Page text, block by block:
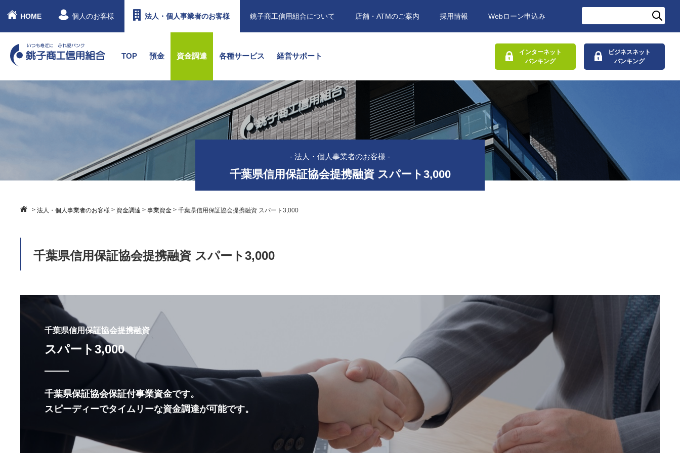
HOME 個人のお客様 法人・個人事業者のお客様 銚子商工信用組合について 店舗・ATMのご案内 採用情報 Webローン申込み
TOP 預金 資金調達 各種サービス 経営サポート
インターネット
バンキング
ビジネスネット
バンキング
- 法人・個人事業者のお客様 -
千葉県信用保証協会提携融資 スパート3,000
>法人・個人事業者のお客様 > 資金調達 >事業資金 >千葉県信用保証協会提携融資 スパート3,000
千葉県信用保証協会提携融資 スパート3,000
千葉県信用保証協会提携融資
スパート3,000
千葉県保証協会保証付事業資金です。
スピーディーでタイムリーな資金調達が可能です。